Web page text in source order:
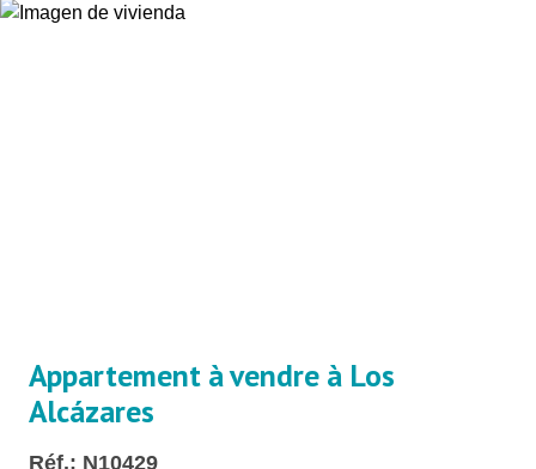
Appartement à vendre à Los
Alcázares
Réf.: N10429